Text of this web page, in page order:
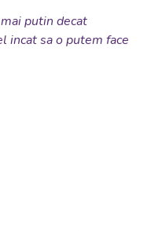
putin decat
incat sa o putem face